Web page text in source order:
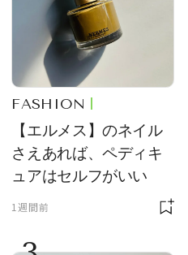
FASHION
【エルメス】のネイル
さえあれば、ペディキ
ュアはセルフがいい
1週間前